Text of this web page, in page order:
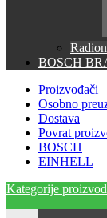
BOSCH
Proizvođači
Osobno
Dostava
Povrat
BOSCH
EINHELL
Kategorije